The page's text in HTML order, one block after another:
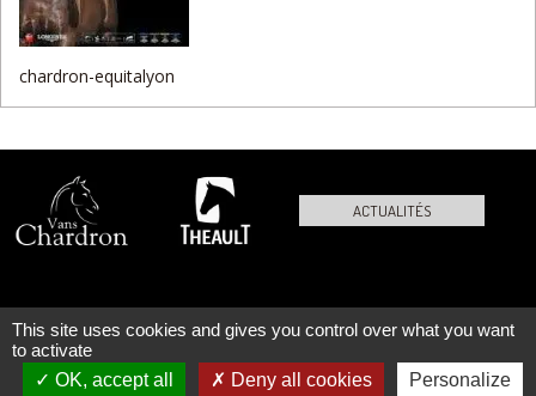
chardron-equitalyon
ACTUALITÉS
MENTIONS LÉGALES
This site uses cookies and gives you control over what you want
to activate
OK, accept all
Deny all cookies Personalize